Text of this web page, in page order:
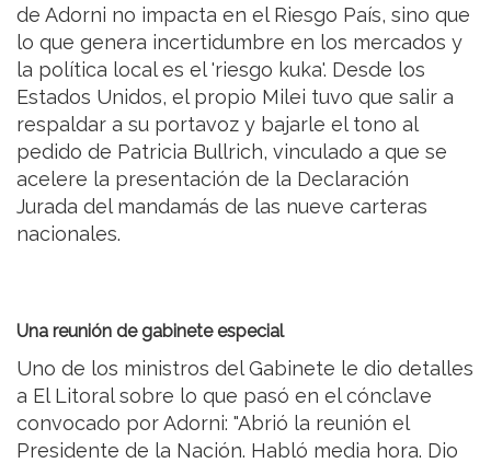
de Adorni no impacta en el Riesgo País, sino que
lo que genera incertidumbre en los mercados y
la política local es el 'riesgo kuka'. Desde los
Estados Unidos, el propio Milei tuvo que salir a
respaldar a su portavoz y bajarle el tono al
pedido de Patricia Bullrich, vinculado a que se
acelere la presentación de la Declaración
Jurada del mandamás de las nueve carteras
nacionales.
Una reunión de gabinete especial
Uno de los ministros del Gabinete le dio detalles
a El Litoral sobre lo que pasó en el cónclave
convocado por Adorni: "Abrió la reunión el
Presidente de la Nación. Habló media hora. Dio